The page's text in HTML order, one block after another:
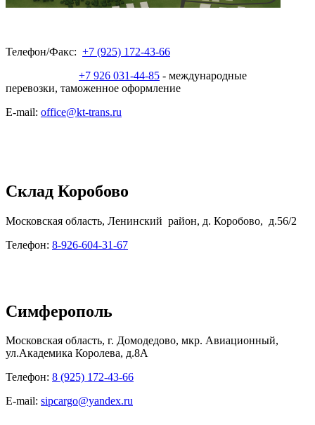
Телефон/Факс: +7 (925) 172-43-66
+7 926 031-44-85 - международные
перевозки, таможенное оформление
E-mail: office@kt-trans.ru
Склад Коробово
Московская область, Ленинский район, д. Коробово, д.56/2
Телефон: 8-926-604-31-67
Симферополь
Московская область, г. Домодедово, мкр. Авиационный,
ул.Академика Королева, д.8А
Телефон: 8 (925) 172-43-66
E-mail: sipcargo@yandex.ru